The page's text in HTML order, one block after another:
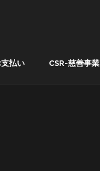
支払い CSR-慈善事業